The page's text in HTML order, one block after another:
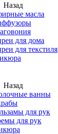
Назад
масла
для дома
для текстиля
Назад
ванны
для рук
для рук